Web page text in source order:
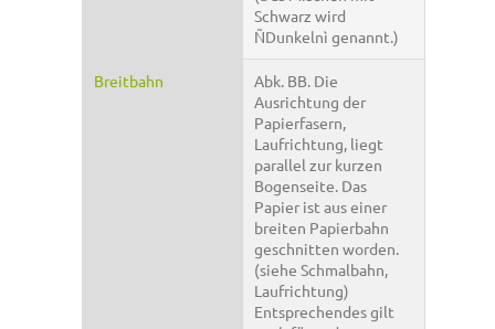
Schwarz wird
ÑDunkelnì genannt.)
Breitbahn
Abk. BB. Die
Ausrichtung der
Papierfasern,
Laufrichtung, liegt
parallel zur kurzen
Bogenseite. Das
Papier ist aus einer
breiten Papierbahn
geschnitten worden.
(siehe Schmalbahn,
Laufrichtung)
Entsprechendes gilt